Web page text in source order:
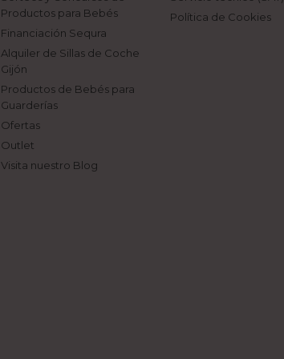
Productos para Bebés
Financiación Sequra
Alquiler de Sillas de Coche
Gijón
Productos de Bebés para
Guarderías
Ofertas
Outlet
Visita nuestro Blog
Política de Cookies